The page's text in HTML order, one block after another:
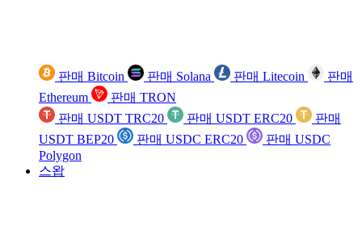
판매 Bitcoin 판매 Solana 판매 Litecoin
판매
Ethereum
판매 TRON
판매 USDT TRC20
판매 USDT ERC20
판매
USDT BEP20
판매 USDC ERC20
판매 USDC
Polygon
스왑